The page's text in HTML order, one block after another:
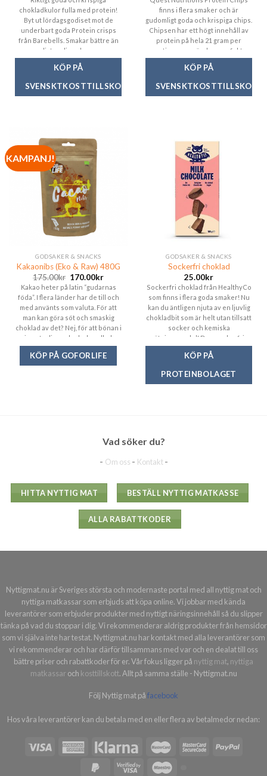
chokladkulor fulla med protein!
Byt ut lördagsgodiset mot de
underbart goda Protein crisps
från Barebells. Smakar bättre än
vanligt godis och ger en
behagligare mättnadskänsla,
samtidigt som du ger din kropp
har verkligen lyckats med detta
KÖP PÅ
SVENSKTKOSTTILLSKOTT
finns i flera smaker och är
gudomligt goda och krispiga chips.
Chipsen har ett högt innehåll av
protein på hela 21 gram per
portion, som gör dem perfekta
både efter träning eller till en
mysig kväll framför TV:n.
KÖP PÅ
SVENSKTKOSTTILLSKOTT
KAMPANJ!
GODSAKER & SNACKS
Kakaonibs (Eko & Raw) 480G
175.00kr 170.00kr
Kakao heter på latin “gudarnas
föda”. I flera länder har de till och
med använts som valuta. För att
man kan göra söt och smaskig
choklad av det? Nej, för att bönan i
sin naturliga och obehandlade
form är ett riktigt superfood som
många hävdar är vår planets
KÖP PÅ GOFORLIFE
GODSAKER & SNACKS
Sockerfri choklad
25.00kr
Sockerfri choklad från HealthyCo
som finns i flera goda smaker! Nu
kan du äntligen njuta av en ljuvlig
chokladbit som är helt utan tillsatt
socker och kemiska
sötningsmedel! Den sockerfria
belgiska chokladen är helt fri från
palmolja.
KÖP PÅ
PROTEINBOLAGET
Vad söker du?
- Om oss - Kontakt-
HITTA NYTTIG MAT BESTÄLL NYTTIG MATKASSE
ALLA RABATTKODER
Nyttigmat.nu är Sveriges största och modernaste portal med all nyttig mat och
nyttiga matkassar som erbjuds att köpa online. Vi jobbar med kända
leverantörer som erbjuder produkter med nyttigt näringsinnehåll så du slipper
tänka på vad du stoppar i dig. Vi rekommenderar aldrig produkter från hemsidor
som vi själva inte har testat. Nyttigmat.nu har kontakt med alla leverantörer som
vi rekommenderar och har därför tillsammans med var och en dealat till oss
bättre priser och rabattkoder för er. Vår fokus ligger på nyttig mat, nyttiga
matkassaroch kosttillskott. Allt på samma ställe - Nyttigmat.nu
Följ Nyttig mat påfacebook
Hos våra leverantörer kan du betala med en eller flera av betalmedor nedan: